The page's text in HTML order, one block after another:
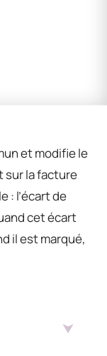
et modifie le
sur la facture
: l’écart de
cet écart
il est marqué,